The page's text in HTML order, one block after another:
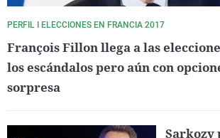
PERFIL I ELECCIONES EN FRANCIA 2017
François Fillon llega a las
los escándalos pero aún con
sorpresa
Sarkozy